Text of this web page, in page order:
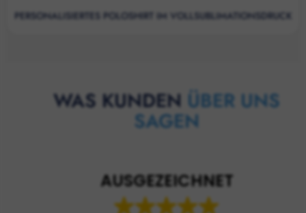
PERSONALISIERTES POLOSHIRT IM VOLLSUBLIMATIONSDRUCK
WAS KUNDEN ÜBER UNS
SAGEN
AUSGEZEICHNET